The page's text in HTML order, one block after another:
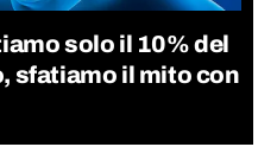
solo il 10% del
sfatiamo il mito con